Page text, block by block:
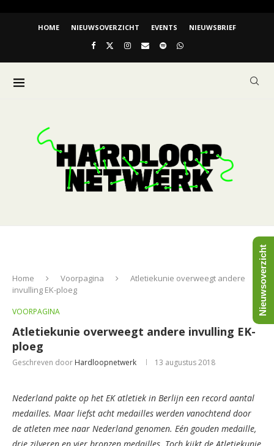
HOME NIEUWSOVERZICHT EVENTS NIEUWSBRIEF
Home Voorpagina
Atletiekunie overweegt andere
invulling EK-ploeg
VOORPAGINA
Atletiekunie overweegt andere invulling EK-
ploeg
Geschreven door Hardloopnetwerk 13 augustus 2018
Nederland pakte op het EK atletiek in Berlijn een record aantal
medailles. Maar liefst acht medailles werden vanochtend door
de atleten mee naar Nederland genomen. Eén gouden medaille,
Nieuwsoverzicht